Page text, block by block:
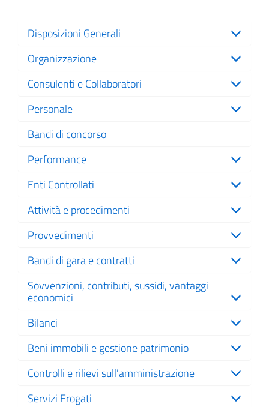
Disposizioni Generali
Organizzazione
Consulenti e Collaboratori
Personale
Bandi di concorso
Performance
Enti Controllati
Attività e procedimenti
Provvedimenti
Bandi di gara e contratti
Sovvenzioni, contributi, sussidi, vantaggi
economici
Bilanci
Beni immobili e gestione patrimonio
Controlli e rilievi sull'amministrazione
Servizi Erogati